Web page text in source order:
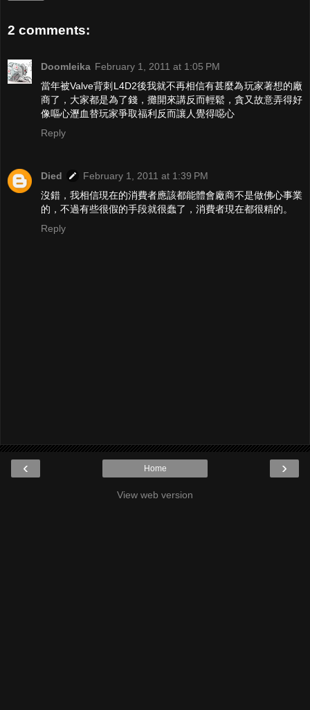
2 comments:
Doomleika February 1, 2011 at 1:05 PM
當年被Valve背刺L4D2後我就不再相信有甚麼為玩家著想的廠
商了，大家都是為了錢，攤開來講反而輕鬆，貪又故意弄得好
像嘔心瀝血替玩家爭取福利反而讓人覺得噁心
Reply
Died
February 1, 2011 at 1:39 PM
沒錯，我相信現在的消費者應該都能體會廠商不是做佛心事業
的，不過有些很假的手段就很蠢了，消費者現在都很精的。
Reply
‹ ›
Home
View web version